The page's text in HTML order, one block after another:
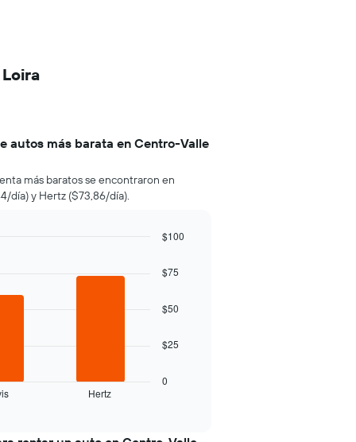
autos más barata en Centro-Valle
más baratos se encontraron en
día) y Hertz ($73,86/día).
Hertz
0
$25
$50
$75
$100